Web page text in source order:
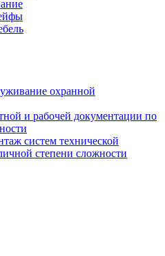
охранной
и рабочей документации по
систем технической
степени сложности